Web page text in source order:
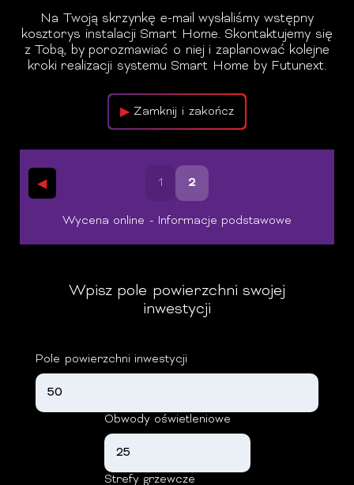
Na Twoją skrzynkę e-mail wysłaliśmy wstępny
kosztorys instalacji Smart Home. Skontaktujemy się
z Tobą, by porozmawiać o niej i zaplanować kolejne
kroki realizacji systemu Smart Home by Futunext.
Zamknij i zakończ
1 2
Wycena online - Informacje podstawowe
Wpisz pole powierzchni swojej
inwestycji
Pole powierzchni inwestycji
Obwody oświetleniowe
Strefy grzewcze